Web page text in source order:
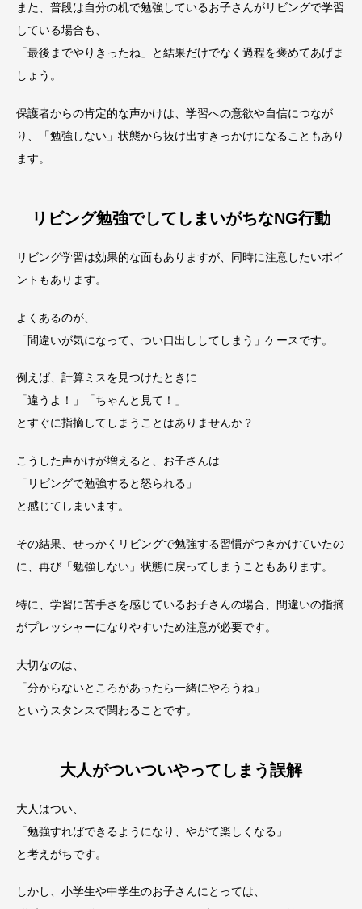
また、普段は自分の机で勉強しているお子さんがリビングで学習
している場合も、
「最後までやりきったね」と結果だけでなく過程を褒めてあげま
しょう。
保護者からの肯定的な声かけは、学習への意欲や自信につなが
り、「勉強しない」状態から抜け出すきっかけになることもあり
ます。
リビング勉強でしてしまいがちなNG行動
リビング学習は効果的な面もありますが、同時に注意したいポイ
ントもあります。
よくあるのが、
「間違いが気になって、つい口出ししてしまう」ケースです。
例えば、計算ミスを見つけたときに
「違うよ！」「ちゃんと見て！」
とすぐに指摘してしまうことはありませんか？
こうした声かけが増えると、お子さんは
「リビングで勉強すると怒られる」
と感じてしまいます。
その結果、せっかくリビングで勉強する習慣がつきかけていたの
に、再び「勉強しない」状態に戻ってしまうこともあります。
特に、学習に苦手さを感じているお子さんの場合、間違いの指摘
がプレッシャーになりやすいため注意が必要です。
大切なのは、
「分からないところがあったら一緒にやろうね」
というスタンスで関わることです。
大人がついついやってしまう誤解
大人はつい、
「勉強すればできるようになり、やがて楽しくなる」
と考えがちです。
しかし、小学生や中学生のお子さんにとっては、